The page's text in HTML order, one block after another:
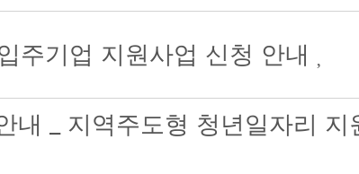
주기업 지원사업 신청 안내
내 _ 지역주도형 청년일자리